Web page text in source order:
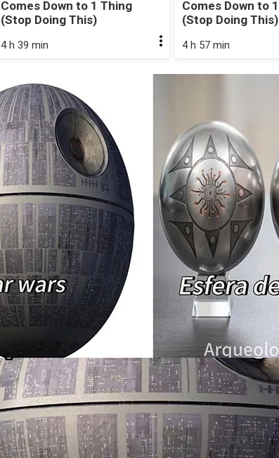
Comes Down to 1 Thing
(Stop Doing This)
4 h 39 min
Comes Down to
(Stop Doing This)
4 h 57 min